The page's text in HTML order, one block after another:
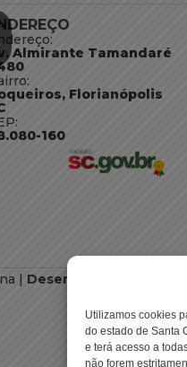
Utilizamos cookies
do estado de Santa
e terá acesso a
não forem
Almirante Tamandaré
Florianópolis
160
| Desenvolvimento -